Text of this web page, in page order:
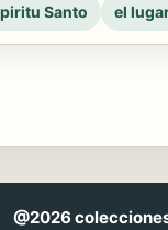
Santo el
@2026